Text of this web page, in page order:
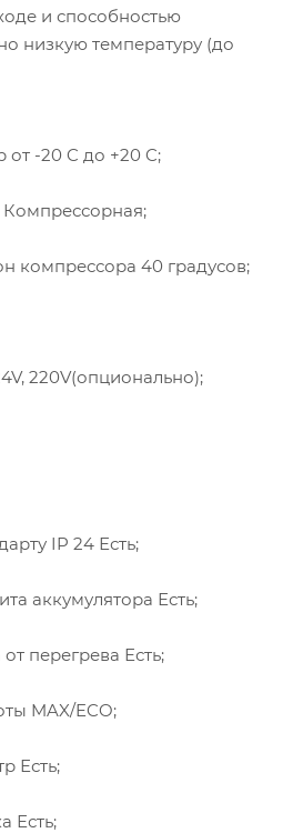
и способностью
низкую температуру (до
от -20 C до +20 C;
компрессора 40 градусов;
220V(опционально);
IP 24 Есть;
аккумулятора Есть;
перегрева Есть;
MAX/ECO;
Есть;
Есть;